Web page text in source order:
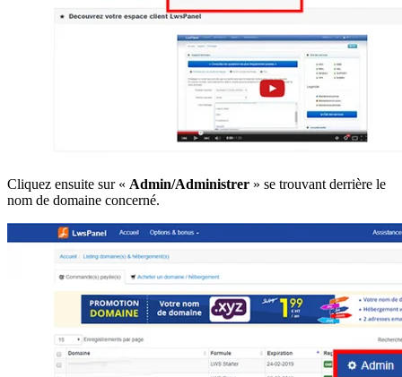
Cliquez ensuite sur « Admin/Administrer » se trouvant derrière le
nom de domaine concerné.